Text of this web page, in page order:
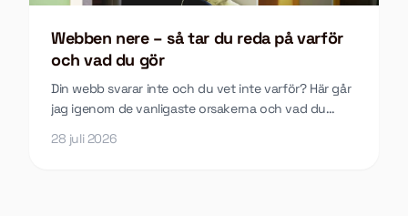
Webben nere – så tar du reda på varför
och vad du gör
Din webb svarar inte och du vet inte varför? Här går
jag igenom de vanligaste orsakerna och vad du
28 juli 2026